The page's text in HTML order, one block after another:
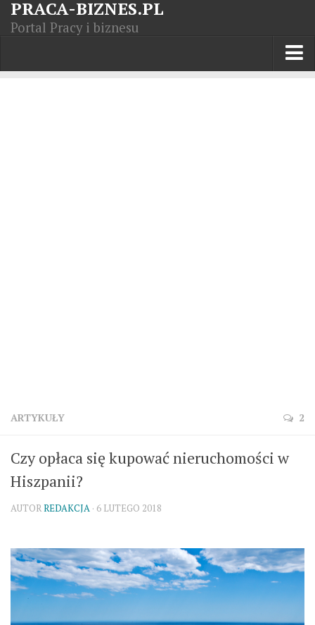
PRACA-BIZNES.PL
Portal Pracy i biznesu
ARTYKUŁY 2
Czy opłaca się kupować nieruchomości w
Hiszpanii?
AUTORREDAKCJA · 6 LUTEGO 2018